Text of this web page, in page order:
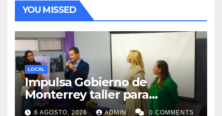
YOU MISSED
LOCAL
Impulsa Gobierno de
Monterrey taller para
acompañar a mujeres en
6 AGOSTO, 2026 ADMIN 0 COMMENTS